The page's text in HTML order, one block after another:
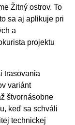
Žitný ostrov. To
sa aj aplikuje pri
a
projektu
trasovania
variánt
štvornásobne
keď sa schváli
technickej